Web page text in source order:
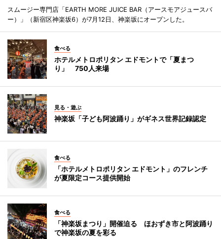
スムージー専門店「EARTH MORE JUICE BAR（アースモアジュースバ
ー）」（新宿区神楽坂6）が7月12日、神楽坂にオープンした。
食べる
ホテルメトロポリタン エドモントで「夏まつ
り」 750人来場
見る・遊ぶ
神楽坂「子ども阿波踊り」がギネス世界記録認定
食べる
「ホテルメトロポリタン エドモント」のフレンチ
が夏限定コース提供開始
食べる
「神楽坂まつり」開催迫る ほおずき市と阿波踊り
で神楽坂の夏を彩る